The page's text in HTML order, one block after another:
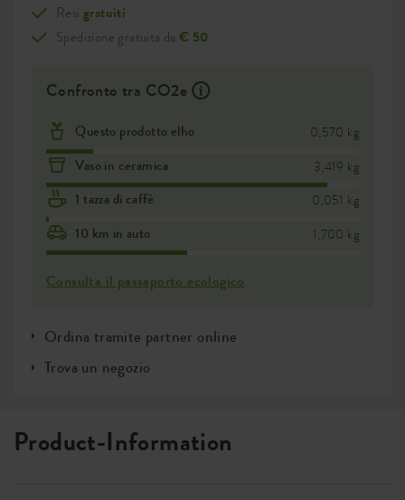
Resi gratuiti
Spedizione gratuita da€ 50
Confronto tra CO2e
Questo prodotto elho 0,570 kg
Vaso in ceramica 3,419 kg
1 tazza di caffè 0,051 kg
10 km in auto 1,700 kg
Consulta il passaporto ecologico
Ordina tramite partner online
Trova un negozio
Product-Information